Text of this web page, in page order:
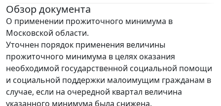
Обзор документа
О применении прожиточного минимума в
Московской области.
Уточнен порядок применения величины
прожиточного минимума в целях оказания
необходимой государственной социальной помощи
и социальной поддержки малоимущим гражданам в
случае, если на очередной квартал величина
указанного минимума была снижена.